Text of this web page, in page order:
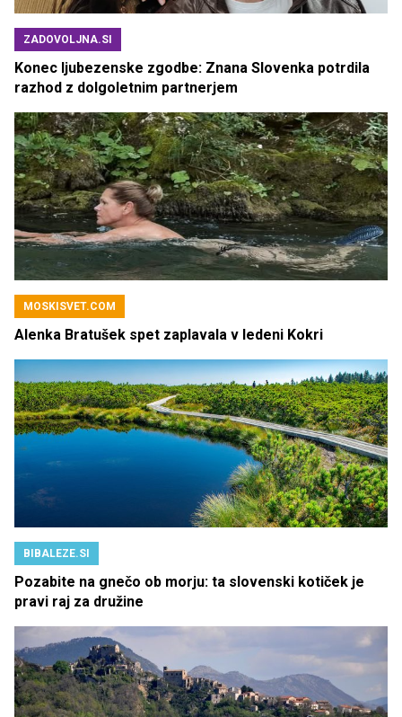
ZADOVOLJNA.SI
Konec ljubezenske zgodbe: Znana Slovenka potrdila
razhod z dolgoletnim partnerjem
MOSKISVET.COM
Alenka Bratušek spet zaplavala v ledeni Kokri
BIBALEZE.SI
Pozabite na gnečo ob morju: ta slovenski kotiček je
pravi raj za družine